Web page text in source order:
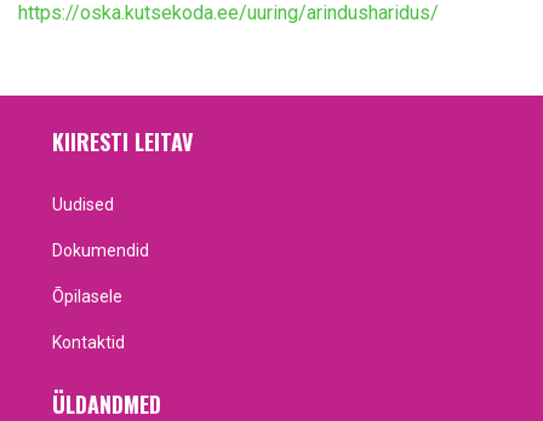
https://oska.kutsekoda.ee/uuring/arindusharidus/
KIIRESTI LEITAV
Uudised
Dokumendid
Õpilasele
Kontaktid
ÜLDANDMED